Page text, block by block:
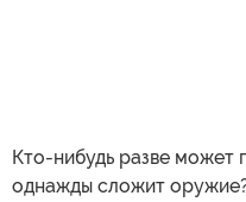
Кто-нибудь разве может
однажды сложит